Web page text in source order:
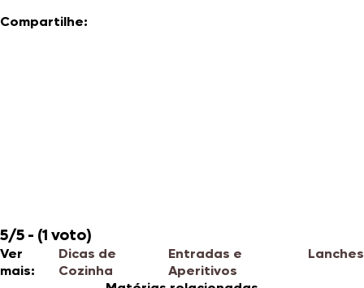
Compartilhe:
5/5 - (1 voto)
Ver
mais:
Dicas de
Cozinha
Entradas e
Aperitivos
Lanches